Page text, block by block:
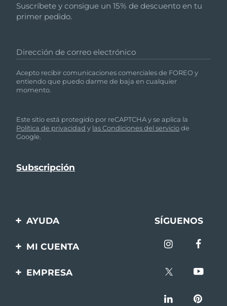
Suscríbete y consigue un 15% de descuento en tu
primer pedido.
Dirección de correo electrónico
Acepto recibir comunicaciones comerciales de FOREO y
entiendo que puedo darme de baja en cualquier
momento.
Este sitio está protegido por reCAPTCHA y se aplica la
Política de privacidad y las Condiciones del serviciode
Google.
AYUDA
Contáctanos
SÍGUENOS
MI CUENTA
Registro de productos
EMPRESA